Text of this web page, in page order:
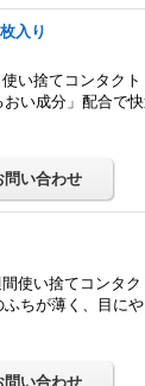
入り
い捨てコンタク
い成分」配合で
使い捨てコンタ
ちが薄く、目に